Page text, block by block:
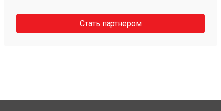
Стать партнером